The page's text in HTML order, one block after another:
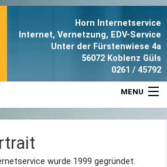
Horn Internetservice
Internet, Vernetzung, EDV-Service
Unter der Fürstenwiese 4a
56072 Koblenz Güls
0261 / 45792
MENU
wurde 1999 gegründet.